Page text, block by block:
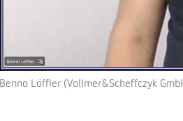
Benno Löffler (Vollmer&Scheffczyk